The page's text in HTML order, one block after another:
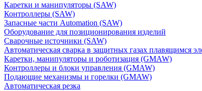
Каретки и манипуляторы (SAW)
Контроллеры (SAW)
Запасные части Automation (SAW)
Оборудование для позиционирования изделий
Сварочные источники (SAW)
Автоматическая сварка в защитных газах плавящимся
Каретки, манипуляторы и роботизация (GMAW)
Контроллеры и блоки управления (GMAW)
Подающие механизмы и горелки (GMAW)
Автоматическая резка